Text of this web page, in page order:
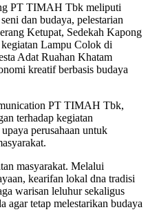
PT TIMAH Tbk meliputi
dan budaya, pelestarian
Ketupat, Sedekah Kapong
Lampu Colok di
Adat Ruahan Khatam
kreatif berbasis budaya
PT TIMAH Tbk,
terhadap kegiatan
perusahaan untuk
masyarakat. Melalui
kearifan lokal dna tradisi
warisan leluhur sekaligus
agar tetap melestarikan budaya